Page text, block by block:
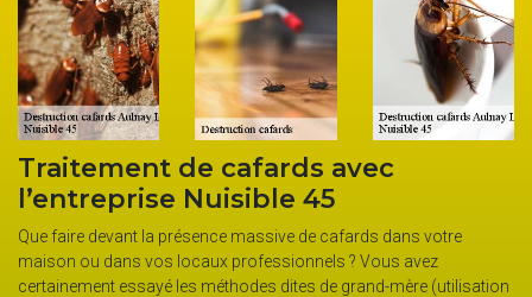
Traitement de cafards avec
l’entreprise Nuisible 45
Que faire devant la présence massive de cafards dans votre
maison ou dans vos locaux professionnels ? Vous avez
certainement essayé les méthodes dites de grand-mère (utilisation